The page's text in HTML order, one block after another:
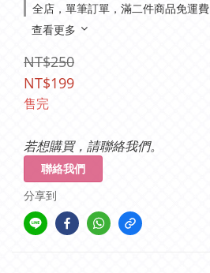
全店，單筆訂單，滿二件商品免運費
查看更多
NT$250
NT$199
售完
若想購買，請聯絡我們。
聯絡我們
分享到